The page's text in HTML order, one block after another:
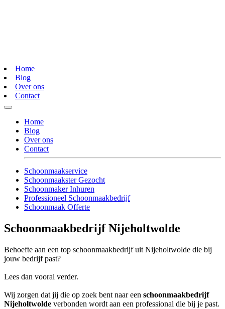
Home
Blog
Over ons
Contact
Home
Blog
Over ons
Contact
Schoonmaakservice
Schoonmaakster Gezocht
Schoonmaker Inhuren
Professioneel Schoonmaakbedrijf
Schoonmaak Offerte
Schoonmaakbedrijf Nijeholtwolde
Behoefte aan een top schoonmaakbedrijf uit Nijeholtwolde die bij
jouw bedrijf past?
Lees dan vooral verder.
Wij zorgen dat jij die op zoek bent naar een schoonmaakbedrijf
Nijeholtwolde verbonden wordt aan een professional die bij je past.